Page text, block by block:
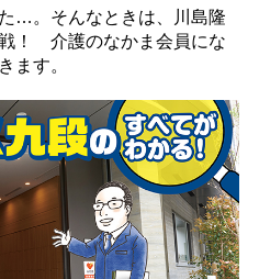
…。そんなときは、川島隆
！ 介護のなかま会員にな
ます。